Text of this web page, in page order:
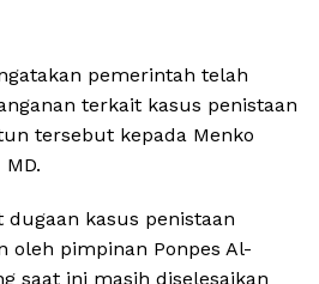
pemerintah telah
terkait kasus penistaan
tersebut kepada Menko
kasus penistaan
oleh pimpinan Ponpes Al-
saat ini masih diselesaikan